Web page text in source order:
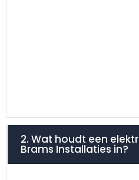
2. Wat houdt een
Brams Installaties in?